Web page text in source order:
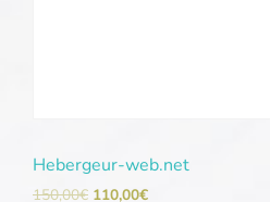
Hebergeur-web.net
150,00€ 110,00€